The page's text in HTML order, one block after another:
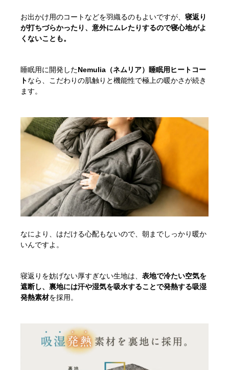
お出かけ用のコートなどを羽織るのもよいですが、 寝返り
が打ちづらかったり、意外にムレたりするので寝心地がよ
くないことも。
睡眠用に開発したNemulia（ネムリア）睡眠用ヒートコー
トなら、こだわりの肌触りと機能性で極上の暖かさが続き
ます。
なにより、はだける心配もないので、朝までしっかり暖か
いんですよ。
寝返りを妨げない厚すぎない生地は、 表地で冷たい空気を
遮断し、裏地には汗や湿気を吸水することで発熱する吸湿
発熱素材を採用。